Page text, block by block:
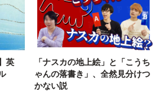
英
「ナスカの地上絵」と「こうち
ゃんの落書き」、全然見分けつ
かない説